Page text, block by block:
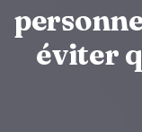
éviter